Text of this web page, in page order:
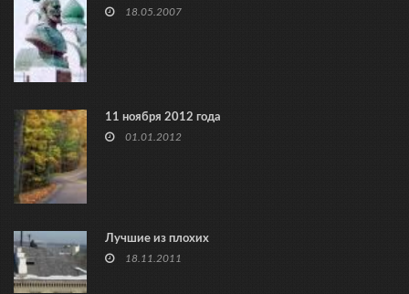
18.05.2007
11 ноября 2012 года
01.01.2012
Лучшие из плохих
18.11.2011